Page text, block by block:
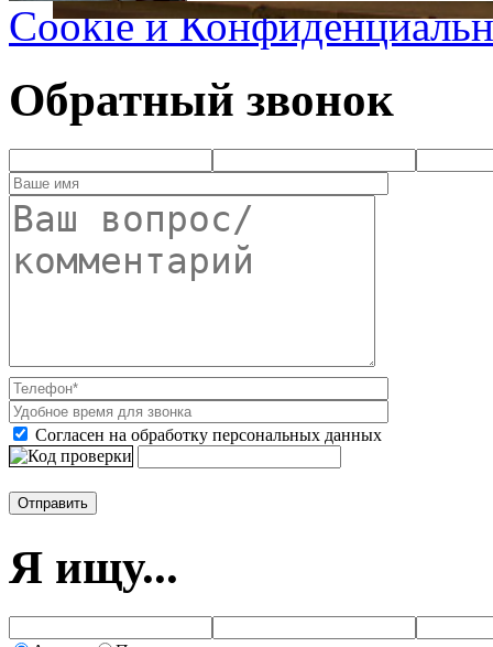
Cookie и
Обратный звонок
Согласен на обработку персональных данных
Я ищу...